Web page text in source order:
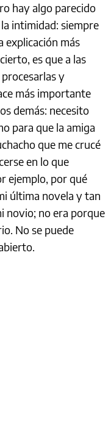
hay algo parecido
intimidad: siempre
explicación más
es que a las
y
más importante
demás: necesito
para que la amiga
que me crucé
en lo que
ejemplo, por qué
última novela y tan
novio; no era porque
No se puede